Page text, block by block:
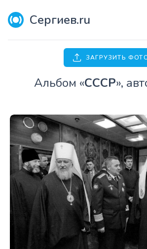
Сергиев.ru
ЗАГРУЗИТЬ
Aльбом «СССР»,